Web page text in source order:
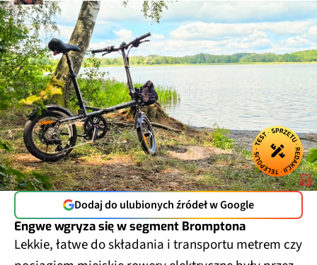
Dodaj do ulubionych źródeł w Google
Engwe wgryza się w segment Bromptona
Lekkie, łatwe do składania i transportu metrem czy